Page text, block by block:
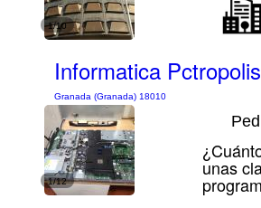
1/10
Informatica Pctropolis
Granada (Granada) 18010
1/12
unas